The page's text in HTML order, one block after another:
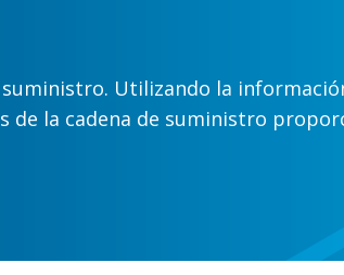
Utilizando la
la cadena de suministro